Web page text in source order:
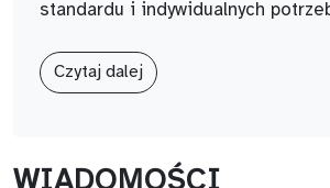
standardu i indywidualnych
Czytaj dalej